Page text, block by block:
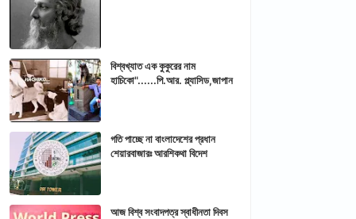
বিশ্বখ্যাত এক কুকুরের নাম
হাচিকো"......পি.আর. প্ল্যাসিড,জাপান
গতি পাচ্ছে না বাংলাদেশের প্রধান
শেয়ারবাজারঃ আরশিকথা বিদেশ
আজ বিশ্ব সংবাদপত্র স্বাধীনতা দিবস